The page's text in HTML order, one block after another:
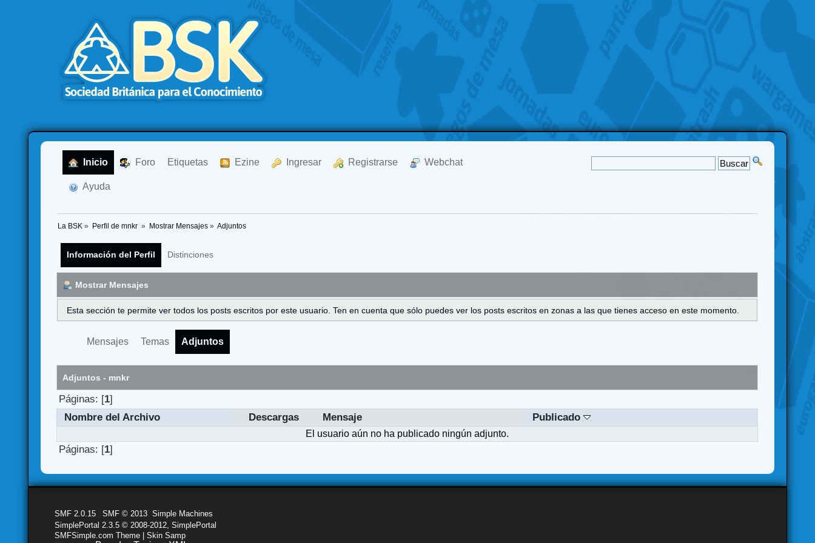
Inicio Foro Etiquetas Ezine Ingresar Registrarse Webchat
Ayuda
La BSK » Perfil de mnkr » Mostrar Mensajes» Adjuntos
Información del Perfil Distinciones
Mostrar Mensajes
Esta sección te permite ver todos los posts escritos por este usuario. Ten en cuenta que sólo puedes ver los posts escritos en zonas a las que tienes acceso en este momento.
Mensajes Temas Adjuntos
Adjuntos - mnkr
Páginas: [1]
Nombre del Archivo
Descargas Mensaje Publicado
El usuario aún no ha publicado ningún adjunto.
Páginas: [1]
SMF 2.0.15 |SMF © 2013 ,Simple Machines
SimplePortal 2.3.5 © 2008-2012, SimplePortal
SMFSimple.com Theme | Skin Samp